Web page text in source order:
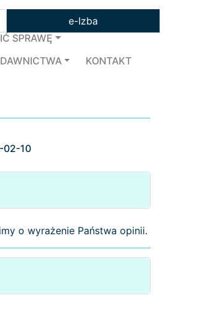
e-Izba
SPRAWĘ
KONTAKT
02-10
o wyrażenie Państwa opinii.